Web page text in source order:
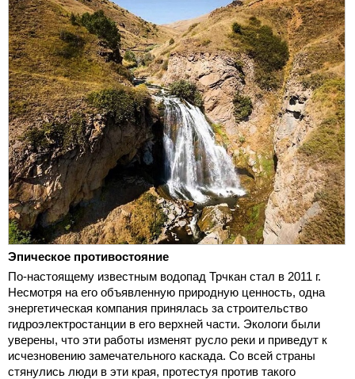
Эпическое противостояние
По-настоящему известным водопад Трчкан стал в 2011 г.
Несмотря на его объявленную природную ценность, одна
энергетическая компания принялась за строительство
гидроэлектростанции в его верхней части. Экологи были
уверены, что эти работы изменят русло реки и приведут к
исчезновению замечательного каскада. Со всей страны
стянулись люди в эти края, протестуя против такого